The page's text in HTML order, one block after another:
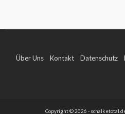
Über Uns Kontakt Datenschutz
Copyright © 2026 -